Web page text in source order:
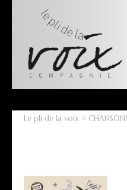
Le pli de la voix >